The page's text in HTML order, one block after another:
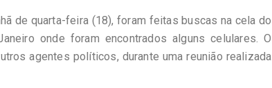
de quarta-feira (18), foram feitas buscas na cela do
onde foram encontrados alguns celulares. O
agentes políticos, durante uma reunião realizada